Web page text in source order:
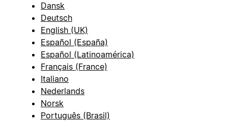
Dansk
Deutsch
English (UK)
Español (España)
Español (Latinoamérica)
Français (France)
Italiano
Nederlands
Norsk
Português (Brasil)